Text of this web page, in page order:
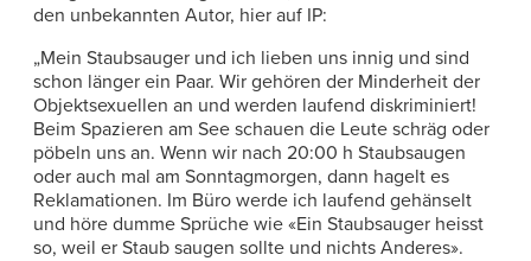
den unbekannten Autor, hier auf IP:
„Mein Staubsauger und ich lieben uns innig und sind
schon länger ein Paar. Wir gehören der Minderheit der
Objektsexuellen an und werden laufend diskriminiert!
Beim Spazieren am See schauen die Leute schräg oder
pöbeln uns an. Wenn wir nach 20:00 h Staubsaugen
oder auch mal am Sonntagmorgen, dann hagelt es
Reklamationen. Im Büro werde ich laufend gehänselt
und höre dumme Sprüche wie «Ein Staubsauger heisst
so, weil er Staub saugen sollte und nichts Anderes».